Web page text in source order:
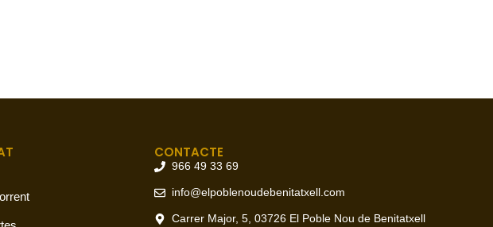
CONTACTE
966 49 33 69
info@elpoblenoudebenitatxell.com
Carrer Major, 5, 03726 El Poble Nou de Benitatxell